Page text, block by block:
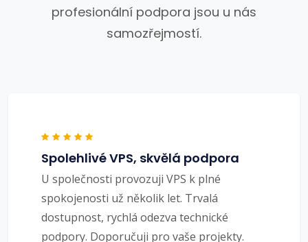
profesionální podpora jsou u nás
samozřejmostí.
Spolehlivé VPS, skvělá podpora
U společnosti provozuji VPS k plné
spokojenosti už několik let. Trvalá
dostupnost, rychlá odezva technické
podpory. Doporučuji pro vaše projekty.